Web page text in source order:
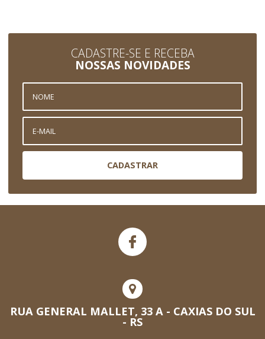
CADASTRE-SE E RECEBA
NOSSAS NOVIDADES
CADASTRAR
RUA GENERAL MALLET, 33 A - CAXIAS DO SUL
- RS